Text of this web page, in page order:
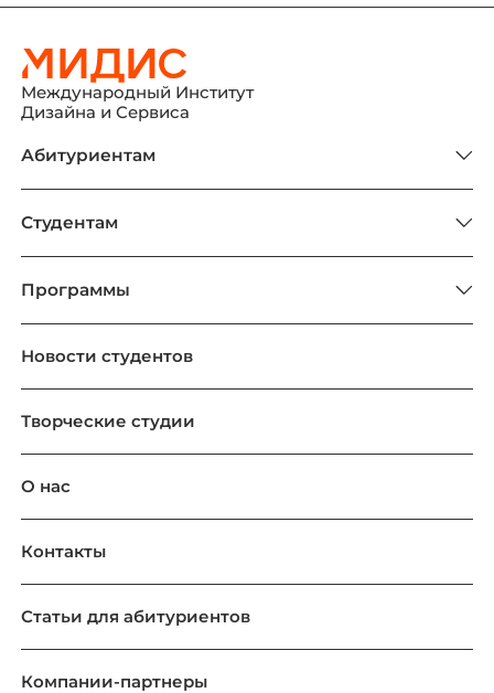
Международный Институт
Дизайна и Сервиса
Новости студентов
Творческие студии
О нас
Контакты
Статьи для абитуриентов
Компании-партнеры
Программы
Абитуриентам
Студентам